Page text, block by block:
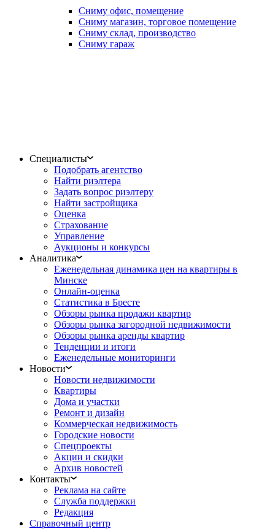
Сниму офис, помещение
Сниму магазин, торговое помещение
Сниму склад, производство
Сниму гараж
Специалисты
Подобрать агентство
Найти риэлтера
Задать вопрос риэлтеру
Найти застройщика
Оценка
Страхование
Управление
Аукционы и конкурсы
Аналитика
Еженедельная динамика цен на квартиры в
Минске
Онлайн-оценка
Статистика в Бресте
Обзоры рынка продажи квартир
Обзоры рынка загородной недвижимости
Обзоры рынка аренды квартир
Тенденции и итоги
Еженедельные мониторинги
Новости
Новости недвижимости
Квартиры
Дома и участки
Ремонт и дизайн
Коммерческая недвижимость
Городские новости
Спецпроекты
Акции и скидки
Архив новостей
Контакты
Реклама на сайте
Служба поддержки
Редакция
Справочный центр